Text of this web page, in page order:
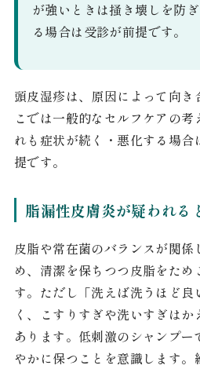
が強いときは掻き壊しを防
る場合は受診が前提です。
頭皮湿疹は、原因によって向き
こでは一般的なセルフケアの
れも症状が続く・悪化する場
提です。
脂漏性皮膚炎が疑われる
皮脂や常在菌のバランスが関
め、清潔を保ちつつ皮脂をた
す。ただし「洗えば洗うほど良
く、こすりすぎや洗いすぎは
あります。低刺激のシャンプ
やかに保つことを意識します